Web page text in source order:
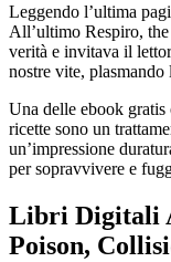
Leggendo l’ultima
All’ultimo Respiro,
verità e invitava il
nostre vite,
Una delle ebook gratis
ricette sono un
un’impressione
per sopravvivere e
Libri Digitali
Poison,